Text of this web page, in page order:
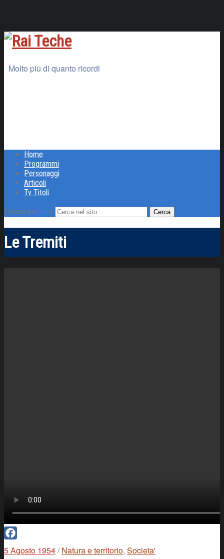
Molto più di quanto ricordi
Home
Programmi
Personaggi
Articoli
Tv Titoli
Cerca nel sito
Le Tremiti
Facebook
5 Agosto 1954/ Natura e territorio, Societa'